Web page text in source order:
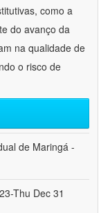
como a
do avanço da
na qualidade de
o risco de
de Maringá -
Thu Dec 31